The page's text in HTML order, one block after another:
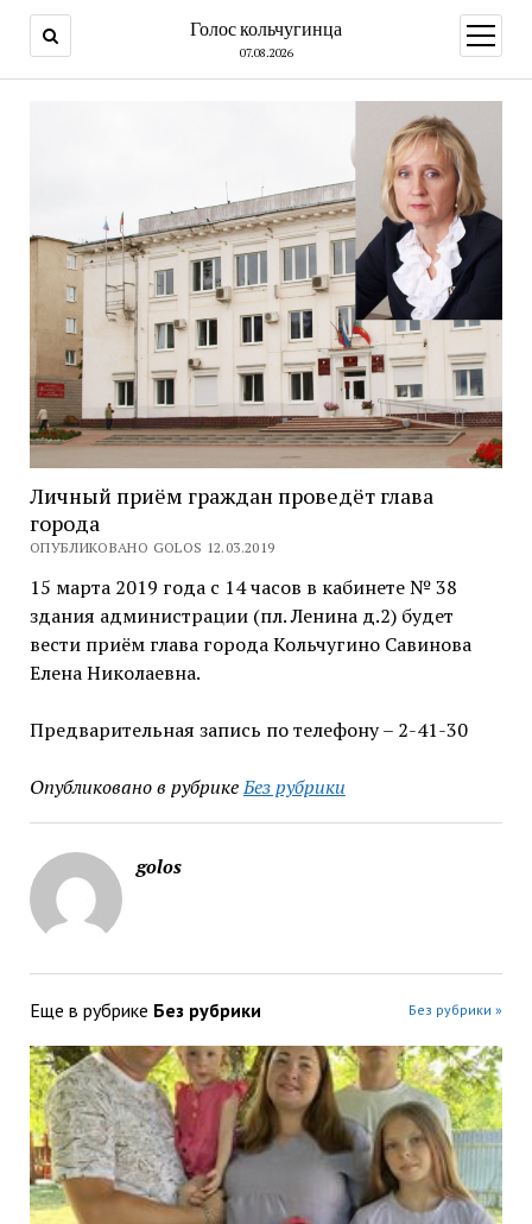
Голос кольчугинца
07.08.2026
меню
Личный приём граждан проведёт глава
города
ОПУБЛИКОВАНО GOLOS 12.03.2019
15 марта 2019 года с 14 часов в кабинете № 38
здания администрации (пл. Ленина д.2) будет
вести приём глава города Кольчугино Савинова
Елена Николаевна.
Предварительная запись по телефону – 2-41-30
Опубликовано в рубрикеБез рубрики
golos
Еще в рубрике Без рубрики Без рубрики »